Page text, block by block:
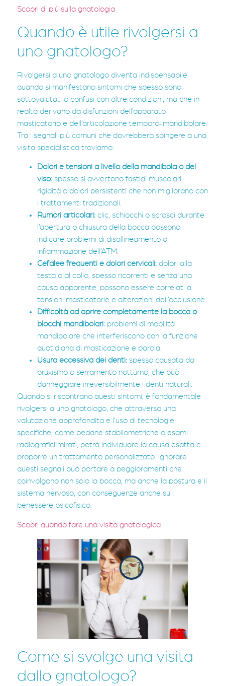
Scopri di più sulla gnatologia
Quando è utile rivolgersi a
uno gnatologo?
Rivolgersi a uno gnatologo diventa indispensabile
quando si manifestano sintomi che spesso sono
sottovalutati o confusi con altre condizioni, ma che in
realtà derivano da disfunzioni dell’apparato
masticatorio e dell’articolazione temporo-mandibolare.
Tra i segnali più comuni che dovrebbero spingere a una
visita specialistica troviamo:
Dolori e tensioni a livello della mandibola o del
viso: spesso si avvertono fastidi muscolari,
rigidità o dolori persistenti che non migliorano con
i trattamenti tradizionali.
Rumori articolari: clic, schiocchi o scrosci durante
l’apertura o chiusura della bocca possono
indicare problemi di disallineamento o
infiammazione dell’ATM.
Cefalee frequenti e dolori cervicali: dolori alla
testa o al collo, spesso ricorrenti e senza una
causa apparente, possono essere correlati a
tensioni masticatorie e alterazioni dell’occlusione.
Difficoltà ad aprire completamente la bocca o
blocchi mandibolari: problemi di mobilità
mandibolare che interferiscono con la funzione
quotidiana di masticazione e parola.
Usura eccessiva dei denti: spesso causata da
bruxismo o serramento notturno, che può
danneggiare irreversibilmente i denti naturali.
Quando si riscontrano questi sintomi, è fondamentale
rivolgersi a uno gnatologo, che attraverso una
valutazione approfondita e l’uso di tecnologie
specifiche, come pedane stabilometriche o esami
radiografici mirati, potrà individuare la causa esatta e
proporre un trattamento personalizzato. Ignorare
questi segnali può portare a peggioramenti che
coinvolgono non solo la bocca, ma anche la postura e il
sistema nervoso, con conseguenze anche sul
benessere psicofisico.
Scopri quando fare una visita gnatologica
Come si svolge una visita
dallo gnatologo?